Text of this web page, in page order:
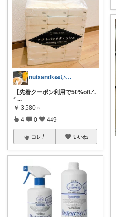
nutsandk🥜いつも感謝です◡̈♡
【先着クーポン利用で50%off.ᐟ.
ᐟ ...
￥ 3,580～
4 0 449
コレ いいね